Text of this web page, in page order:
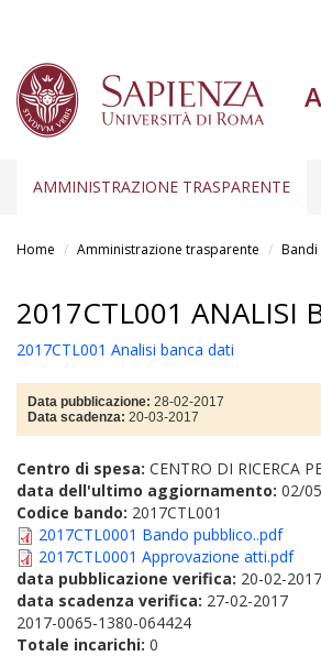
AMMINISTRAZIONE TRASPARENTE
Home Amministrazione trasparente
2017CTL001 ANALISI
2017CTL001 Analisi banca dati
Data pubblicazione: 28-02-2017
Data scadenza: 20-03-2017
Centro di spesa: CENTRO DI RICERCA
data dell'ultimo aggiornamento: 02/
Codice bando: 2017CTL001
2017CTL0001 Bando pubblico..pdf
2017CTL0001 Approvazione atti.pdf
data pubblicazione verifica: 20-02-2017
data scadenza verifica: 27-02-2017
2017-0065-1380-064424
Totale incarichi: 0